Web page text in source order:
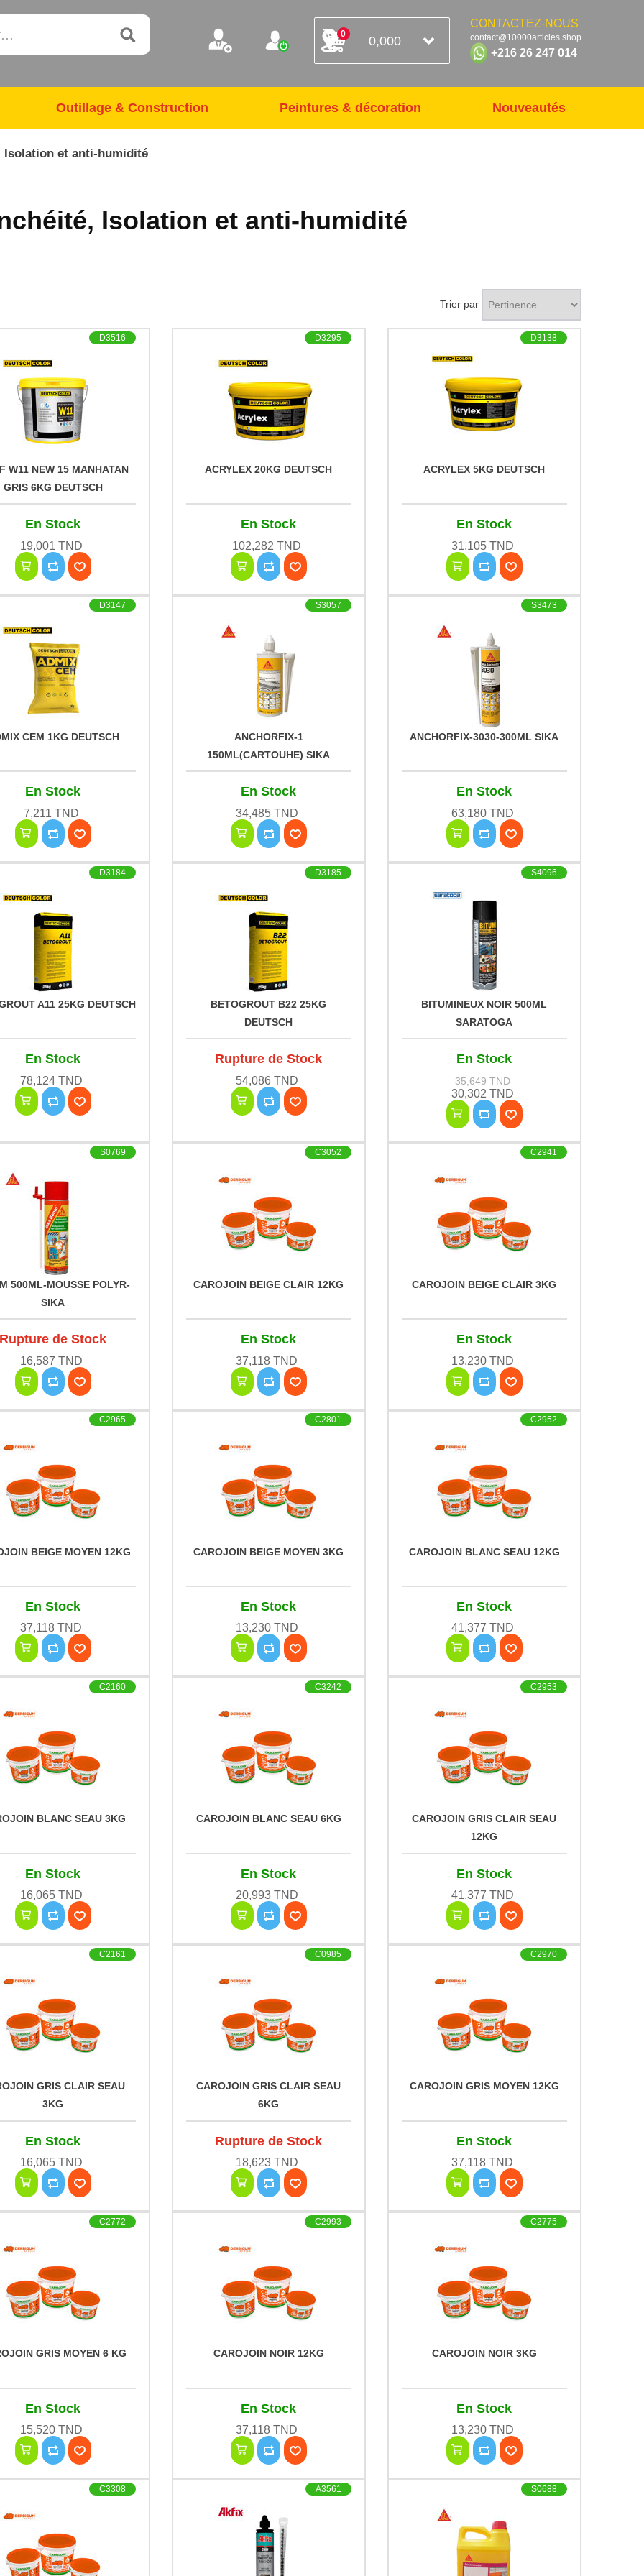
0 0,000
CONTACTEZ-NOUS
contact@10000articles.shop
+216 26 247 014
Outillage & Construction Peintures & décoration Nouveautés
Isolation et anti-humidité
Isolation et anti-humidité
Trier par
D3516
W11 NEW 15 MANHATAN
GRIS 6KG DEUTSCH
En Stock
19,001 TND
D3295
ACRYLEX 20KG DEUTSCH
En Stock
102,282 TND
D3138
ACRYLEX 5KG DEUTSCH
En Stock
31,105 TND
D3147
CEM 1KG DEUTSCH
En Stock
7,211 TND
S3057
ANCHORFIX-1
150ML(CARTOUHE) SIKA
En Stock
34,485 TND
S3473
ANCHORFIX-3030-300ML SIKA
En Stock
63,180 TND
D3184
A11 25KG DEUTSCH
En Stock
78,124 TND
D3185
BETOGROUT B22 25KG
DEUTSCH
Rupture de Stock
54,086 TND
S4096
BITUMINEUX NOIR 500ML
SARATOGA
En Stock
35,649 TND
30,302 TND
S0769
500ML-MOUSSE POLYR-
SIKA
Rupture de Stock
16,587 TND
C3052
CAROJOIN BEIGE CLAIR 12KG
En Stock
37,118 TND
C2941
CAROJOIN BEIGE CLAIR 3KG
En Stock
13,230 TND
C2965
BEIGE MOYEN 12KG
En Stock
37,118 TND
C2801
CAROJOIN BEIGE MOYEN 3KG
En Stock
13,230 TND
C2952
CAROJOIN BLANC SEAU 12KG
En Stock
41,377 TND
C2160
BLANC SEAU 3KG
En Stock
16,065 TND
C3242
CAROJOIN BLANC SEAU 6KG
En Stock
20,993 TND
C2953
CAROJOIN GRIS CLAIR SEAU
12KG
En Stock
41,377 TND
C2161
GRIS CLAIR SEAU
3KG
En Stock
16,065 TND
C0985
CAROJOIN GRIS CLAIR SEAU
6KG
Rupture de Stock
18,623 TND
C2970
CAROJOIN GRIS MOYEN 12KG
En Stock
37,118 TND
C2772
GRIS MOYEN 6 KG
En Stock
15,520 TND
C2993
CAROJOIN NOIR 12KG
En Stock
37,118 TND
C2775
CAROJOIN NOIR 3KG
En Stock
13,230 TND
C3308 A3561 S0688